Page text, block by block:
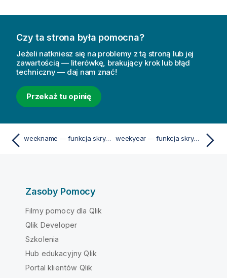
Czy ta strona była pomocna?
Jeżeli natkniesz się na problemy z tą stroną lub jej
zawartością — literówkę, brakujący krok lub błąd
techniczny — daj nam znać!
Przekaż tu opinię
weekname — funkcja skryptu i funkcja wykresu weekyear — funkcja skryptu i funkcja wykresu
Zasoby Pomocy
Filmy pomocy dla Qlik
Qlik Developer
Szkolenia
Hub edukacyjny Qlik
Portal klientów Qlik